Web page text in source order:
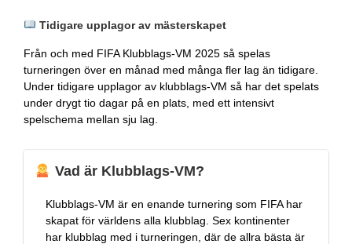
Tidigare upplagor av mästerskapet
Från och med FIFA Klubblags-VM 2025 så spelas
turneringen över en månad med många fler lag än tidigare.
Under tidigare upplagor av klubblags-VM så har det spelats
under drygt tio dagar på en plats, med ett intensivt
spelschema mellan sju lag.
Vad är Klubblags-VM?
Klubblags-VM är en enande turnering som FIFA har
skapat för världens alla klubblag. Sex kontinenter
har klubblag med i turneringen, där de allra bästa är